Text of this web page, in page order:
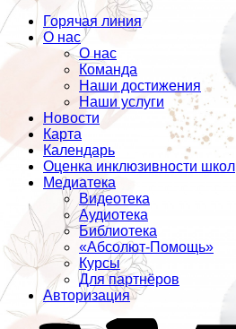
Горячая линия
О нас
О нас
Команда
Наши достижения
Наши услуги
Новости
Карта
Календарь
Оценка инклюзивности школ
Медиатека
Видеотека
Аудиотека
Библиотека
«Абсолют-Помощь»
Курсы
Для партнёров
Авторизация